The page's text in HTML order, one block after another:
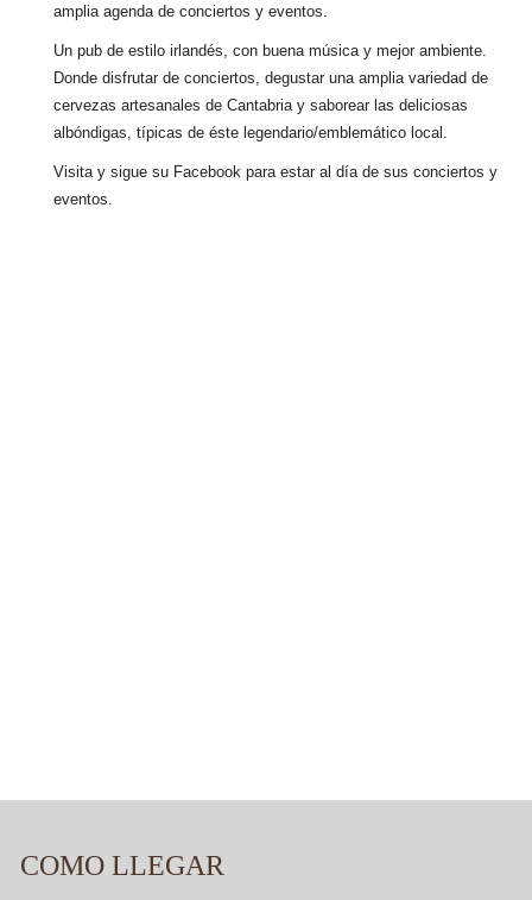
amplia agenda de conciertos y eventos.
Un pub de estilo irlandés, con buena música y mejor ambiente.
Donde disfrutar de conciertos, degustar una amplia variedad de
cervezas artesanales de Cantabria y saborear las deliciosas
albóndigas, típicas de éste legendario/emblemático local.
Visita y sigue su Facebook para estar al día de sus conciertos y
eventos.
COMO LLEGAR